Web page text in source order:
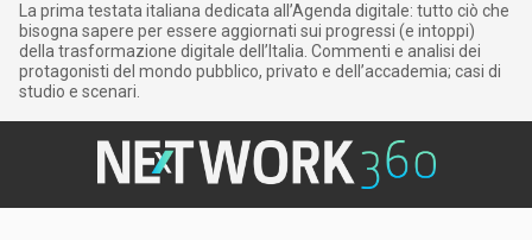
La prima testata italiana dedicata all’Agenda digitale: tutto ciò che
bisogna sapere per essere aggiornati sui progressi (e intoppi)
della trasformazione digitale dell’Italia. Commenti e analisi dei
protagonisti del mondo pubblico, privato e dell’accademia; casi di
studio e scenari.